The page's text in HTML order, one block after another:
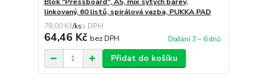
linkovaný, 60 listů, spirálová vazba, PUKKA PAD
78,00 Kč/ks
64,46 Kč bez DPH Dodání 3 – 6 dnů
Přidat do košíku